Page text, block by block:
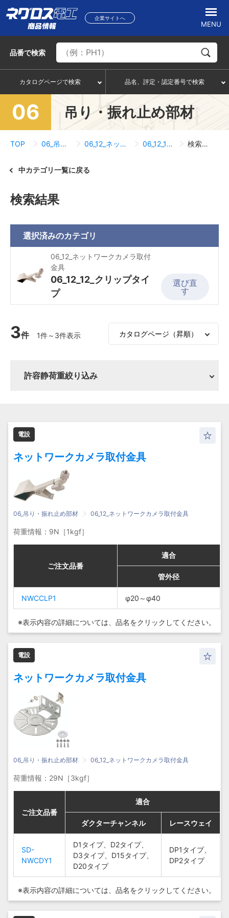
企業サイトへ
MENU
品番で検索
カタログページで検索 品名、評定・認定番号で検索
06 吊り・振れ止め部材
TOP 06_吊り・振れ止め部材 06_12_ネットワークカメラ取付金具 06_12_12_クリップタイプ 検索結果一覧
中カテゴリ一覧に戻る
検索結果
選択済みのカテゴリ
06_12_ネットワークカメラ取付
金具
06_12_12_クリップタイ
プ
選び直
す
3件 1件～3件表示
許容静荷重絞り込み
電設
ネットワークカメラ取付金具
06_吊り・振れ止め部材 06_12_ネットワークカメラ取付金具
荷重情報：9N［1kgf］
ご注文品番
NWCCLP1
φ40
ご注文品番
適合
管外径
NWCCLP1 φ20～φ40
ご注文品番
NWCCLP1
φ40
ご注文品番
適合
管外径
NWCCLP1 φ20～φ40
※表示内容の詳細については、 品名をクリックしてください。
電設
ネットワークカメラ取付金具
06_吊り・振れ止め部材 06_12_ネットワークカメラ取付金具
荷重情報：29N［3kgf］
ご注文品番
適合
ダクターチャンネル レースウェイ
SD-
NWCDY1
D1タイプ、D2タイ
プ、D3タイプ、
D15タイプ、D20タ
イプ
DP1タイプ、
DP2タイプ
ご注文品番
適合
ダクターチャンネル レースウェイ
SD-
NWCDY1
D1タイプ、D2タイプ、
D3タイプ、D15タイプ、
D20タイプ
DP1タイプ、
DP2タイプ
ご注文品番
適合
ダクターチャンネル レースウェイ
SD-
NWCDY1
D1タイプ、D2タイ
プ、D3タイプ、
D15タイプ、D20タ
イプ
DP1タイプ、
DP2タイプ
ご注文品番
適合
ダクターチャンネル レースウェイ
SD-
NWCDY1
D1タイプ、D2タイプ、
D3タイプ、D15タイプ、
D20タイプ
DP1タイプ、
DP2タイプ
※表示内容の詳細については、 品名をクリックしてください。